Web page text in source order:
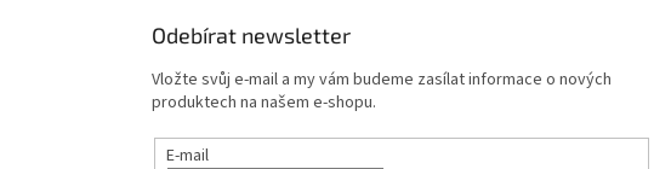
Odebírat newsletter
Vložte svůj e-mail a my vám budeme zasílat informace o nových
produktech na našem e-shopu.
E-mail